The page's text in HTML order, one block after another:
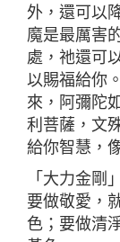
外，還可以
魔是最厲害
處，祂還可
以賜福給你
來，阿彌陀
利菩薩，文
給你智慧，
「大力金剛
要做敬愛，
色；要做清